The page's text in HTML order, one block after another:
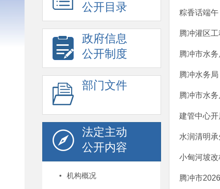
公开目录
政府信息
公开制度
部门文件
法定主动
公开内容
机构概况
粽香话端
腾冲灌区
腾冲市水
腾冲水务局
腾冲市水
建管中心
水润清明
小甸河坡
腾冲市